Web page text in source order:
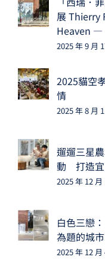
展 Thierry
Heaven —
2025 年 9 月
2025貓空
情
2025 年 8 月
遛遛三星
動 打造宜
2025 年 12 月
白色三戀
為題的城
2025 年 12 月